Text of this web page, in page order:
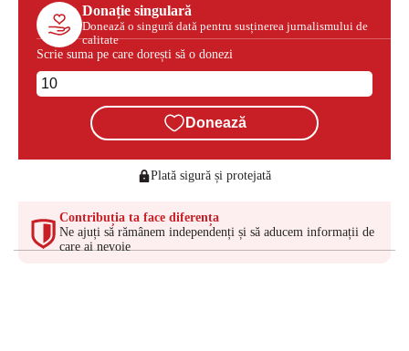
Donație singulară
Donează o singură dată pentru susținerea jurnalismului de
calitate
Scrie suma pe care dorești să o donezi
Donează
Plată sigură și protejată
Contribuția ta face diferența
Ne ajuți să rămânem independenți și să aducem informații de
care ai nevoie